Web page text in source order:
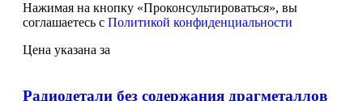
Нажимая на кнопку «Проконсультироваться», вы
соглашаетесь с Политикой конфиденциальности
Цена указана за
Радиодетали без содержания драгметаллов